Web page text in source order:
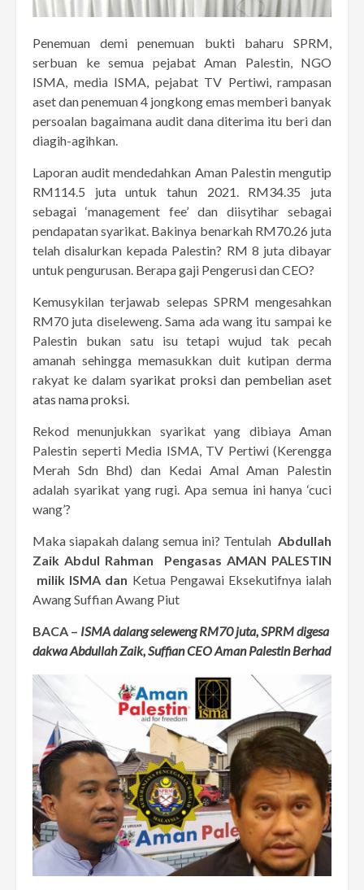
Penemuan demi penemuan bukti baharu SPRM,
serbuan ke semua pejabat Aman Palestin, NGO
ISMA, media ISMA, pejabat TV Pertiwi, rampasan
aset dan penemuan 4 jongkong emas memberi banyak
persoalan bagaimana audit dana diterima itu beri dan
diagih-agihkan.
Laporan audit mendedahkan Aman Palestin mengutip
RM114.5 juta untuk tahun 2021. RM34.35 juta
sebagai ‘management fee’ dan diisytihar sebagai
pendapatan syarikat. Bakinya benarkah RM70.26 juta
telah disalurkan kepada Palestin? RM 8 juta dibayar
untuk pengurusan. Berapa gaji Pengerusi dan CEO?
Kemusykilan terjawab selepas SPRM mengesahkan
RM70 juta diseleweng. Sama ada wang itu sampai ke
Palestin bukan satu isu tetapi wujud tak pecah
amanah sehingga memasukkan duit kutipan derma
rakyat ke dalamsyarikat proksi dan pembelian aset
atas nama proksi.
Rekod menunjukkan syarikat yang dibiaya Aman
Palestin seperti Media ISMA, TV Pertiwi (Kerengga
Merah Sdn Bhd) dan Kedai Amal Aman Palestin
adalah syarikat yang rugi. Apa semua ini hanya ‘cuci
wang’?
Maka siapakah dalang semua ini? Tentulah Abdullah
Zaik Abdul Rahman Pengasas AMAN PALESTIN
milik ISMA dan Ketua Pengawai Eksekutifnya ialah
Awang Suffian Awang Piut
BACA – ISMA dalang seleweng RM70 juta, SPRM digesa
dakwa Abdullah Zaik, Suffian CEO Aman Palestin Berhad